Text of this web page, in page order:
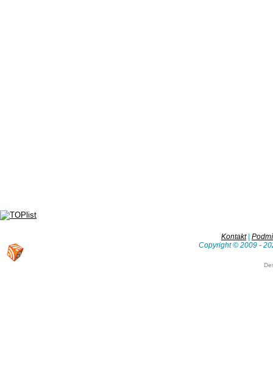
Kontakt|
Copyright © 2009 -